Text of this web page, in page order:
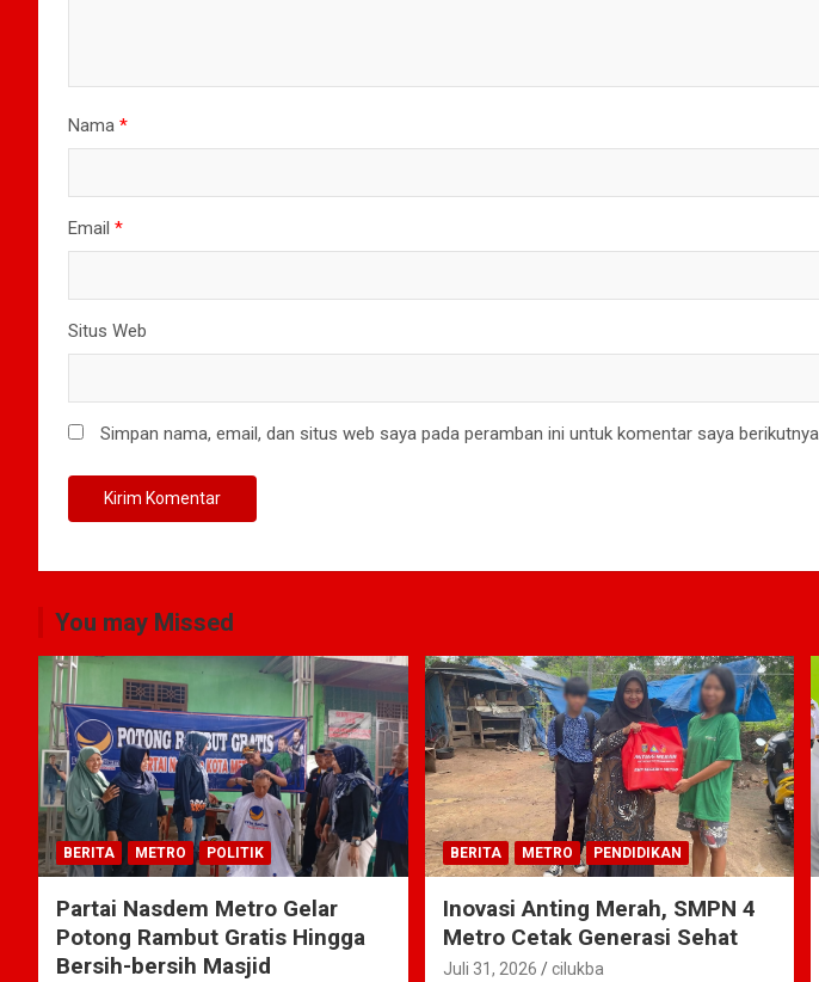
Nama *
Email *
Situs Web
Simpan nama, email, dan situs web saya pada peramban ini untuk komentar saya berikutnya.
You may Missed
BERITA METRO POLITIK
Partai Nasdem Metro Gelar
Potong Rambut Gratis Hingga
Bersih-bersih Masjid
BERITA METRO PENDIDIKAN
Inovasi Anting Merah, SMPN 4
Metro Cetak Generasi Sehat
Juli 31, 2026 cilukba